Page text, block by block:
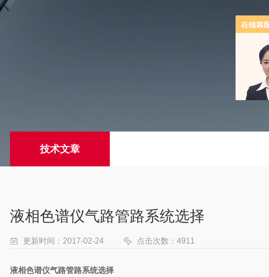
技术文章
液相色谱仪气路管路系统选择
更新时间：2017-02-24 点击次数：4911
液相色谱仪气路管路系统选择